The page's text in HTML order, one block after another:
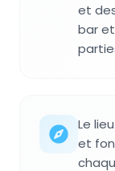
et
bar
Le
et